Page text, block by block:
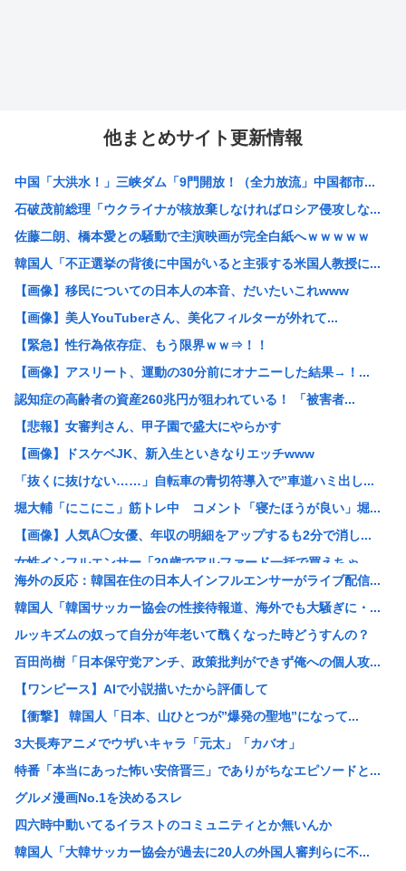
他まとめサイト更新情報
中国「大洪水！」三峡ダム「9門開放！（全力放流」中国都市...
石破茂前総理「ウクライナが核放棄しなければロシア侵攻しな...
佐藤二朗、橋本愛との騒動で主演映画が完全白紙へｗｗｗｗｗ
韓国人「不正選挙の背後に中国がいると主張する米国人教授に...
【画像】移民についての日本人の本音、だいたいこれwww
【画像】美人YouTuberさん、美化フィルターが外れて...
【緊急】性行為依存症、もう限界ｗｗ⇒！！
【画像】アスリート、運動の30分前にオナニーした結果→！...
認知症の高齢者の資産260兆円が狙われている！ 「被害者...
【悲報】女審判さん、甲子園で盛大にやらかす
【画像】ドスケベJK、新入生といきなりエッチwww
「抜くに抜けない……」自転車の青切符導入で”車道ハミ出し...
堀大輔「にこにこ」筋トレ中 コメント「寝たほうが良い」堀...
【画像】人気Å◯女優、年収の明細をアップするも2分で消し...
女性インフルエンサー「20歳でアルファード一括で買えちゃ...
瀬戸環奈がスタイルよすぎて一般男性が隣に並ぶとチンチクリ...
【画像】つるの剛士「キムタクを模写した」ﾊﾟｼｬｯwww
【衝撃】ケニアのスイカ、あまりにも薄過ぎるwww
【黒豆】なんだよこの漫画ｗｗｗ【注意】
レッサーパンダさん かわいい
【衝撃】日本人の飼い犬さん、アメリカの上院議員に似すぎた...
【画像】ワイが今まで信じてきた常識www
【悲報】愛知県民、夏恒例の儀式で2人死亡www
【謎】高市早苗の「高市」と「早苗」の出処が不明だと戦慄が...
【悲報】ガールズバンドのボーカル、客席ダイブでお胸を揉ま...
【画像】美人JD「すき家のローストビーフ丼1人で食べてき...
海外の反応：韓国在住の日本人インフルエンサーがライブ配信...
韓国人「韓国サッカー協会の性接待報道、海外でも大騒ぎに・...
ルッキズムの奴って自分が年老いて醜くなった時どうすんの？
百田尚樹「日本保守党アンチ、政策批判ができず俺への個人攻...
【ワンピース】AIで小説描いたから評価して
【衝撃】 韓国人「日本、山ひとつが”爆発の聖地”になって...
3大長寿アニメでウザいキャラ「元太」「カバオ」
特番「本当にあった怖い安倍晋三」でありがちなエピソードと...
グルメ漫画No.1を決めるスレ
四六時中動いてるイラストのコミュニティとか無いんか
韓国人「大韓サッカー協会が過去に20人の外国人審判らに不...